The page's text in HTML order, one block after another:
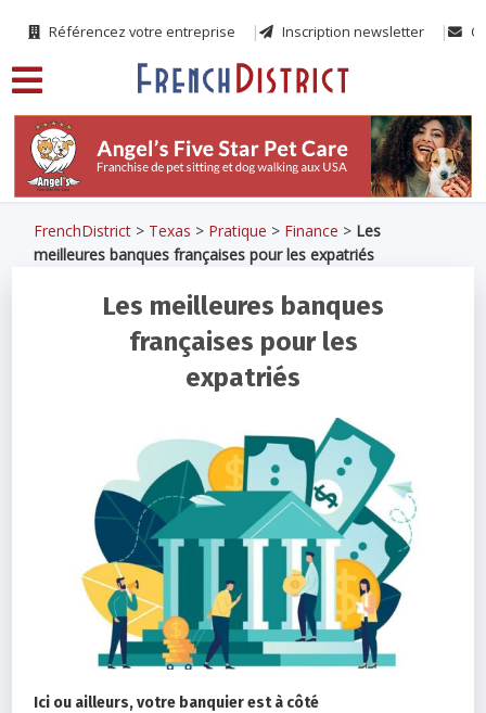
Référencez votre entreprise Inscription newsletter
FrenchDistrict > Texas > Pratique > Finance > Les
meilleures banques françaises pour les expatriés
Les meilleures banques
françaises pour les
expatriés
Ici ou ailleurs, votre banquier est à côté